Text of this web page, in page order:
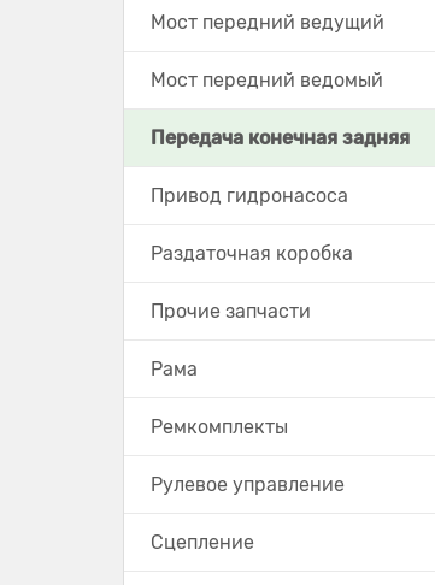
Мост передний ведущий
Мост передний ведомый
Передача конечная задняя
Привод гидронасоса
Раздаточная коробка
Прочие запчасти
Рама
Ремкомплекты
Рулевое управление
Сцепление